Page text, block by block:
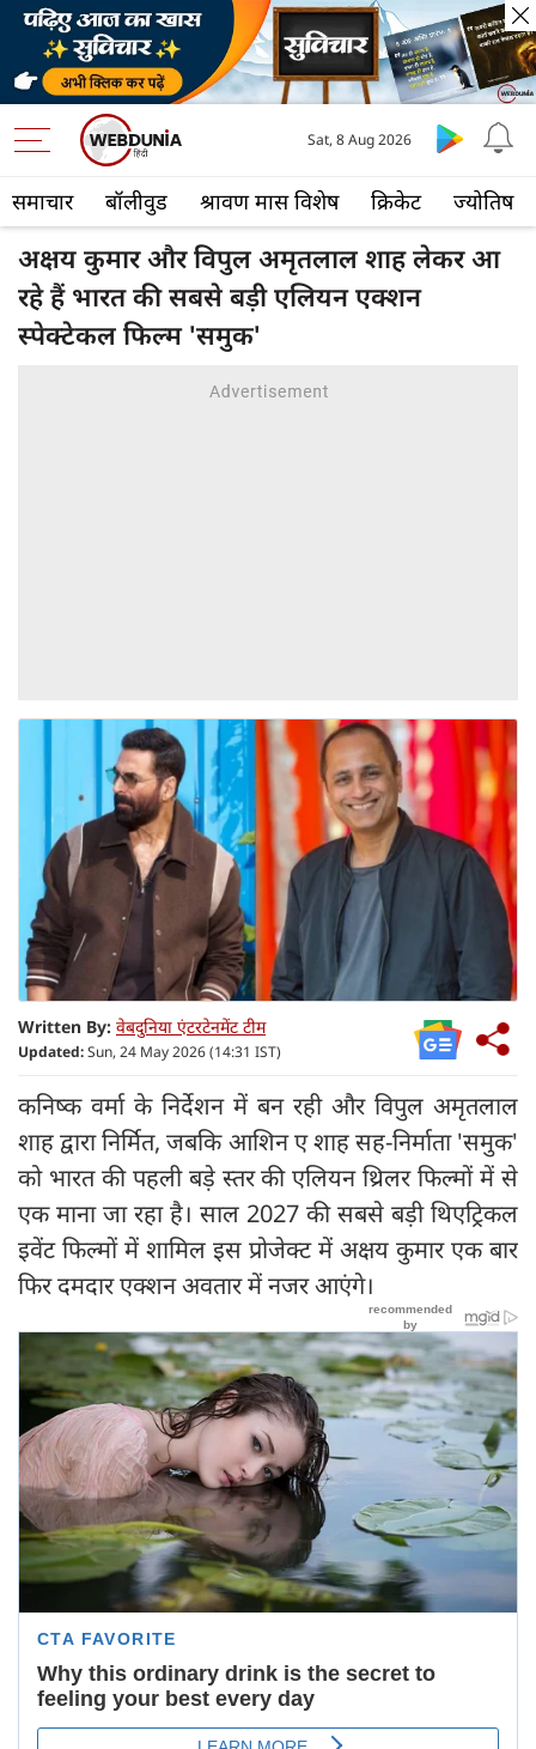
समाचार बॉलीवुड श्रावण मास विशेष क्रिकेट ज्योतिष
Sat, 8 Aug 2026
अक्षय कुमार और विपुल अमृतलाल शाह लेकर आ
रहे हैं भारत की सबसे बड़ी एलियन एक्शन
स्पेक्टेकल फिल्म 'समुक'
Written By: वेबदुनिया एंटरटेनमेंट टीम
Updated:Sun, 24 May 2026 (14:31 IST)
कनिष्क वर्मा के निर्देशन में बन रही और विपुल अमृतलाल
शाह द्वारा निर्मित, जबकि आशिन ए शाह सह-निर्माता 'समुक'
को भारत की पहली बड़े स्तर की एलियन थ्रिलर फिल्मों में से
एक माना जा रहा है। साल 2027 की सबसे बड़ी थिएट्रिकल
इवेंट फिल्मों में शामिल इस प्रोजेक्ट में अक्षय कुमार एक बार
फिर दमदार एक्शन अवतार में नजर आएंगे।